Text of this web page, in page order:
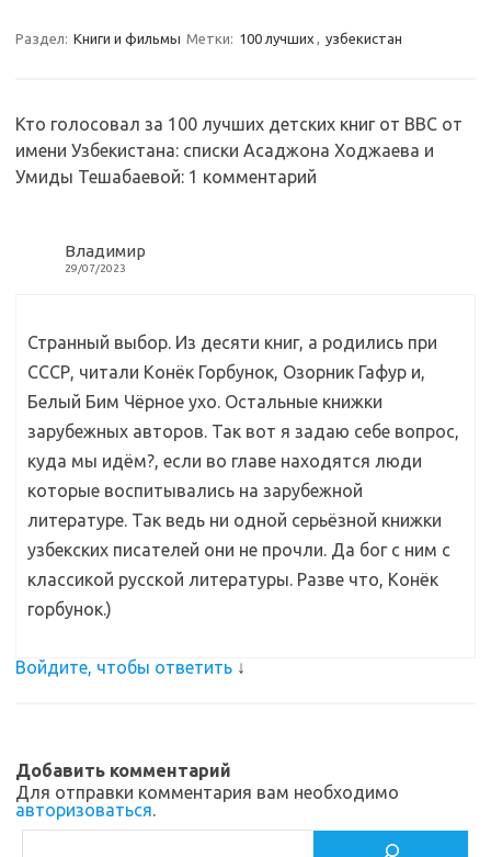
s
n
i
k
b
o
k
р
в
и
т
Раздел: Книги и фильмы Метки: 100 лучших узбекистан
Кто голосовал за 100 лучших детских книг от BBC от
имени Узбекистана: списки Асаджона Ходжаева и
Умиды Тешабаевой: 1 комментарий
Владимир
29/07/2023
Странный выбор. Из десяти книг, а родились при
СССР, читали Конёк Горбунок, Озорник Гафур и,
Белый Бим Чёрное ухо. Остальные книжки
зарубежных авторов. Так вот я задаю себе вопрос,
куда мы идём?, если во главе находятся люди
которые воспитывались на зарубежной
литературе. Так ведь ни одной серьёзной книжки
узбекских писателей они не прочли. Да бог с ним с
классикой русской литературы. Разве что, Конёк
горбунок.)
Войдите, чтобы ответить ↓
Добавить комментарий
Для отправки комментария вам необходимо
авторизоваться.